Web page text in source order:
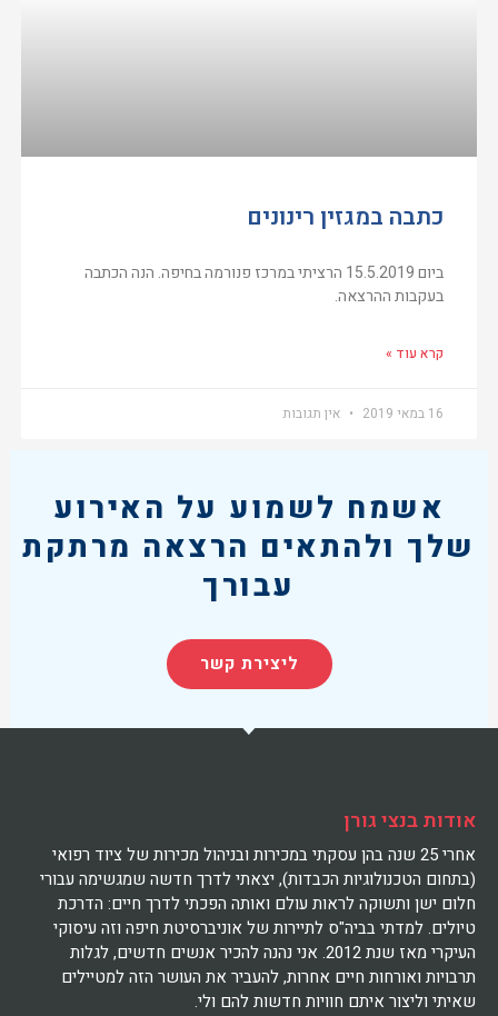
כתבה במגזין רינונים
ביום 15.5.2019 הרציתי במרכז פנורמה בחיפה. הנה הכתבה
בעקבות ההרצאה.
קרא עוד »
16 במאי 2019 אין תגובות
אשמח לשמוע על האירוע
שלך ולהתאים הרצאה מרתקת
עבורך
ליצירת קשר
אודות בנצי גורן
אחרי 25 שנה בהן עסקתי במכירות ובניהול מכירות של ציוד רפואי
(בתחום הטכנולוגיות הכבדות), יצאתי לדרך חדשה שמגשימה עבורי
חלום ישן ותשוקה לראות עולם ואותה הפכתי לדרך חיים: הדרכת
טיולים. למדתי בביה"ס לתיירות של אוניברסיטת חיפה וזה עיסוקי
העיקרי מאז שנת 2012. אני נהנה להכיר אנשים חדשים, לגלות
תרבויות ואורחות חיים אחרות, להעביר את העושר הזה למטיילים
שאיתי וליצור איתם חוויות חדשות להם ולי.